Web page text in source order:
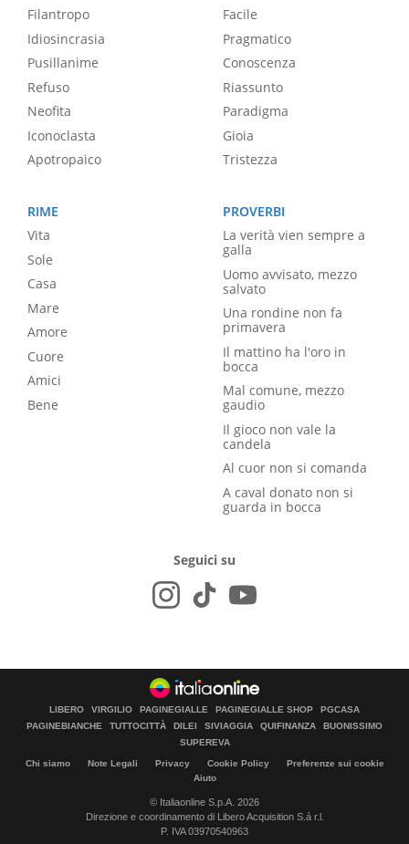
Filantropo
Idiosincrasia
Pusillanime
Refuso
Neofita
Iconoclasta
Apotropaico
Facile
Pragmatico
Conoscenza
Riassunto
Paradigma
Gioia
Tristezza
RIME
Vita
Sole
Casa
Mare
Amore
Cuore
Amici
Bene
PROVERBI
La verità vien sempre a
galla
Uomo avvisato, mezzo
salvato
Una rondine non fa
primavera
Il mattino ha l'oro in
bocca
Mal comune, mezzo
gaudio
Il gioco non vale la
candela
Al cuor non si comanda
A caval donato non si
guarda in bocca
Seguici su
LIBERO VIRGILIO PAGINEGIALLE PAGINEGIALLE SHOP
PGCASA
PAGINEBIANCHE
TUTTOCITTÀ DILEI SIVIAGGIA QUIFINANZA
BUONISSIMO
SUPEREVA
Chi siamo Note Legali Privacy Cookie Policy
Preferenze sui cookie
Aiuto
© Italiaonline S.p.A. 2026
Direzione e coordinamento di Libero Acquisition S.á r.l.
P. IVA 03970540963